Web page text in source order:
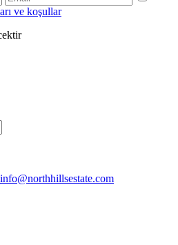
ve koşullar
info@northhillsestate.com